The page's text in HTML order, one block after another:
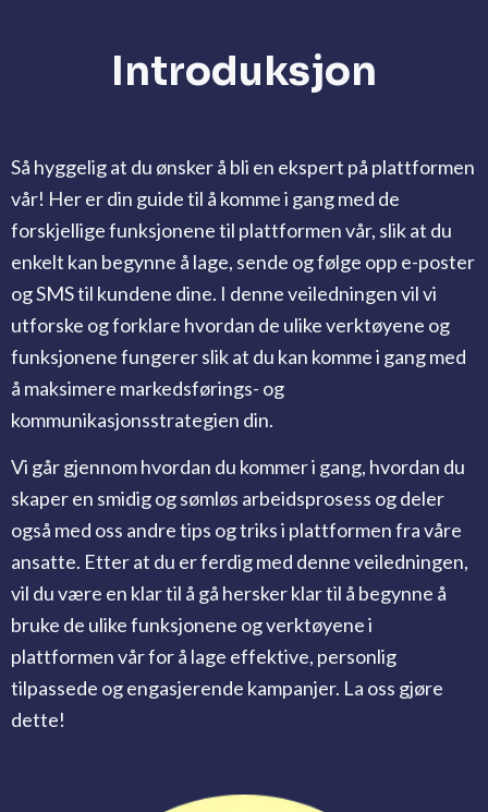
Introduksjon
Så hyggelig at du ønsker å bli en ekspert på plattformen
vår! Her er din guide til å komme i gang med de
forskjellige funksjonene til plattformen vår, slik at du
enkelt kan begynne å lage, sende og følge opp e-poster
og SMS til kundene dine. I denne veiledningen vil vi
utforske og forklare hvordan de ulike verktøyene og
funksjonene fungerer slik at du kan komme i gang med
å maksimere markedsførings- og
kommunikasjonsstrategien din.
Vi går gjennom hvordan du kommer i gang, hvordan du
skaper en smidig og sømløs arbeidsprosess og deler
også med oss ​​andre tips og triks i plattformen fra våre
ansatte. Etter at du er ferdig med denne veiledningen,
vil du være en klar til å gå hersker klar til å begynne å
bruke de ulike funksjonene og verktøyene i
plattformen vår for å lage effektive, personlig
tilpassede og engasjerende kampanjer. La oss gjøre
dette!